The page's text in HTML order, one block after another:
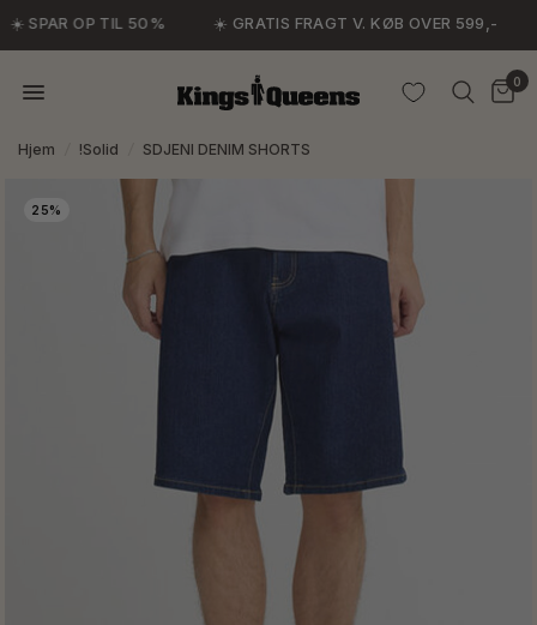
☀️ SPAR OP TIL 50% ☀️ GRATIS FRAGT V. KØB OVER 599,-
0
Hjem !Solid SDJENI DENIM SHORTS
25%